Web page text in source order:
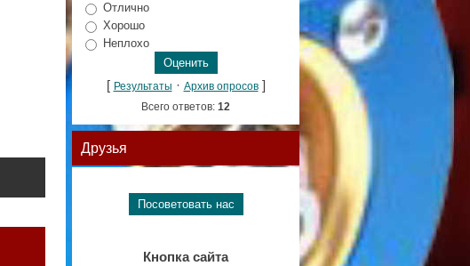
Отлично
Хорошо
Неплохо
[ Результаты · Архив опросов]
Всего ответов: 12
Друзья
Кнопка сайта